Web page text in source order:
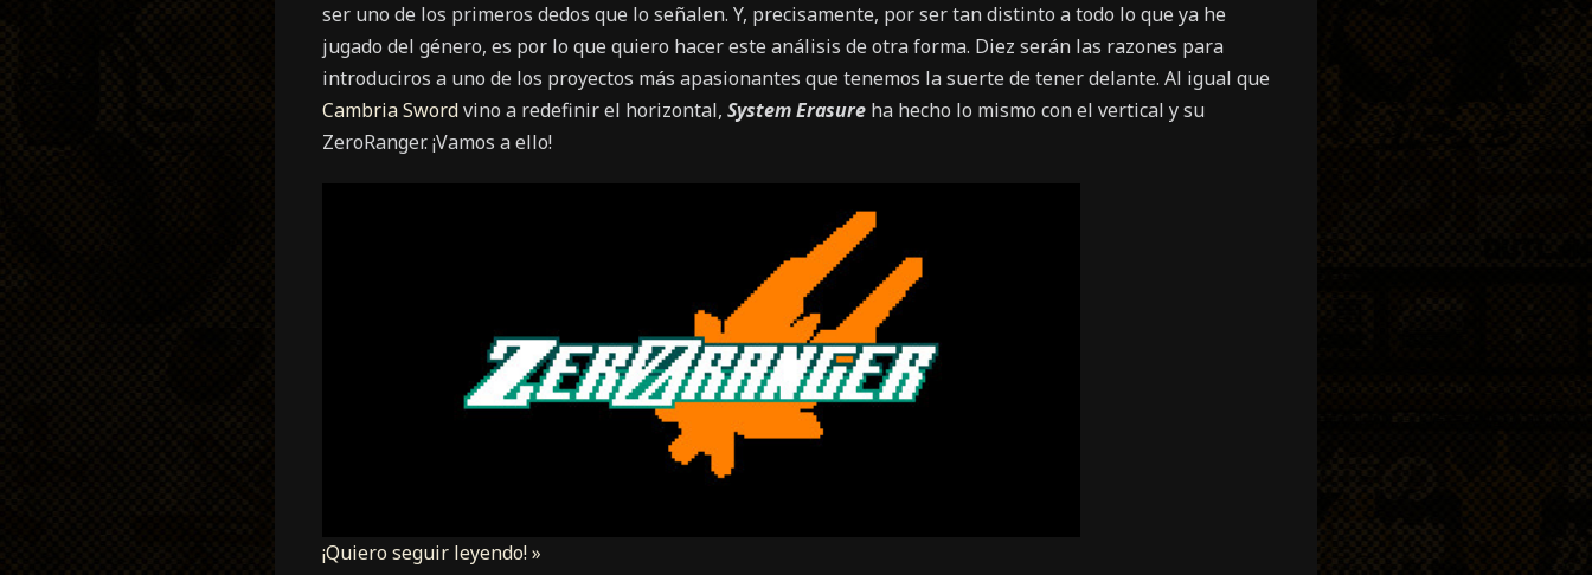
ser uno de los primeros dedos que lo señalen. Y, precisamente, por ser tan distinto a todo lo que ya he
jugado del género, es por lo que quiero hacer este análisis de otra forma. Diez serán las razones para
introduciros a uno de los proyectos más apasionantes que tenemos la suerte de tener delante. Al igual que
Cambria Swordvino a redefinir el horizontal, System Erasure ha hecho lo mismo con el vertical y su
ZeroRanger. ¡Vamos a ello!
¡Quiero seguir leyendo! »